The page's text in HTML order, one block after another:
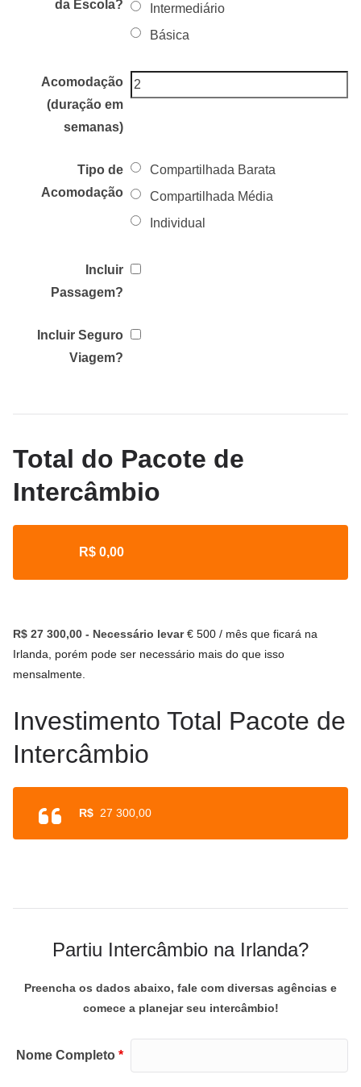
da Escola?
Intermediário
Básica
Acomodação
(duração em
semanas)
Tipo de
Acomodação
Compartilhada Barata
Compartilhada Média
Individual
Incluir
Passagem?
Incluir Seguro
Viagem?
Total do Pacote de
Intercâmbio
R$ 0,00
R$ 27 300,00 - Necessário levar€ 500 / mês que ficará na
Irlanda, porém pode ser necessário mais do que isso
mensalmente.
Investimento Total Pacote de
Intercâmbio
R$ 27 300,00
Partiu Intercâmbio na Irlanda?
Preencha os dados abaixo, fale com diversas agências e
comece a planejar seu intercâmbio!
Nome Completo*